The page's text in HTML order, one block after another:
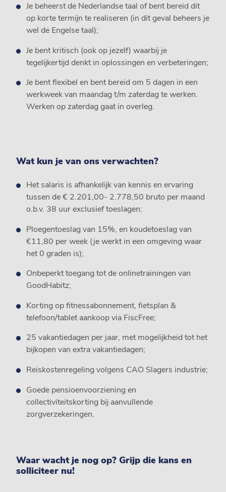
Je beheerst de Nederlandse taal of bent bereid dit
op korte termijn te realiseren (in dit geval beheers je
wel de Engelse taal);
Je bent kritisch (ook op jezelf) waarbij je
tegelijkertijd denkt in oplossingen en verbeteringen;
Je bent flexibel en bent bereid om 5 dagen in een
werkweek van maandag t/m zaterdag te werken.
Werken op zaterdag gaat in overleg.
Wat kun je van ons verwachten?
Het salaris is afhankelijk van kennis en ervaring
tussen de € 2.201,00- 2.778,50 bruto per maand
o.b.v. 38 uur exclusief toeslagen;
Ploegentoeslag van 15%, en koudetoeslag van
€11,80 per week (je werkt in een omgeving waar
het 0 graden is);
Onbeperkt toegang tot de onlinetrainingen van
GoodHabitz;
Korting op fitnessabonnement, fietsplan &
telefoon/tablet aankoop via FiscFree;
25 vakantiedagen per jaar, met mogelijkheid tot het
bijkopen van extra vakantiedagen;
Reiskostenregeling volgens CAO Slagers industrie;
Goede pensioenvoorziening en
collectiviteitskorting bij aanvullende
zorgverzekeringen.
Waar wacht je nog op? Grijp die kans en
solliciteer nu!